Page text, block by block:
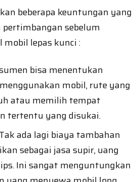
beberapa keuntungan yang
sebelum
lepas kunci :
bisa menentukan
mobil, rute yang
atau memilih tempat
tertentu yang disukai.
ada lagi biaya tambahan
sebagai jasa supir, uang
Ini sangat menguntungkan